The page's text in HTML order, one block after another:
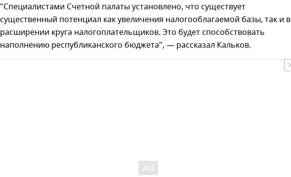
"Специалистами Счетной палаты установлено, что существует
существенный потенциал как увеличения налогооблагаемой базы, так и в
расширении круга налогоплательщиков. Это будет способствовать
наполнению республиканского бюджета", — рассказал Кальков.